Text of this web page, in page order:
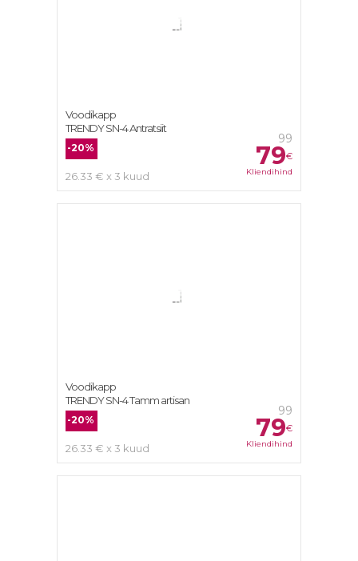
99
79€
Kliendihind
-20%
26.33 € x 3 kuud
Voodikapp
TRENDY SN-4 Antratsiit
99
79€
Kliendihind
-20%
26.33 € x 3 kuud
Voodikapp
TRENDY SN-4 Tamm artisan